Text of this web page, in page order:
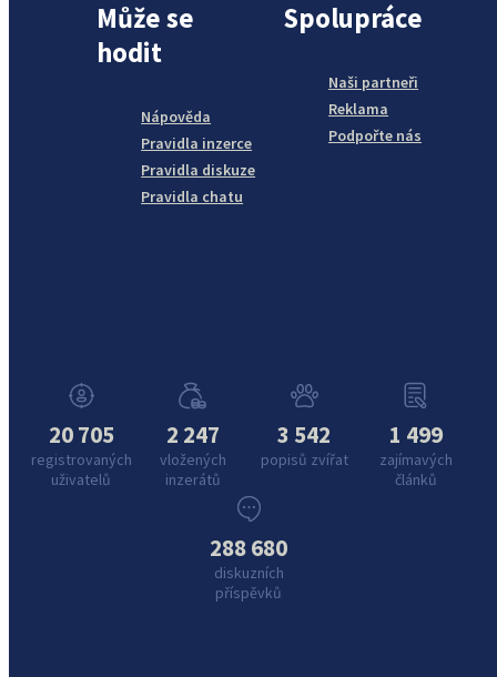
Může se
hodit
Nápověda
Pravidla inzerce
Pravidla diskuze
Pravidla chatu
Spolupráce
Naši partneři
Reklama
Podpořte nás
20 705
registrovaných
uživatelů
2 247
vložených
inzerátů
3 542
popisů zvířat
1 499
zajímavých
článků
288 680
diskuzních
příspěvků